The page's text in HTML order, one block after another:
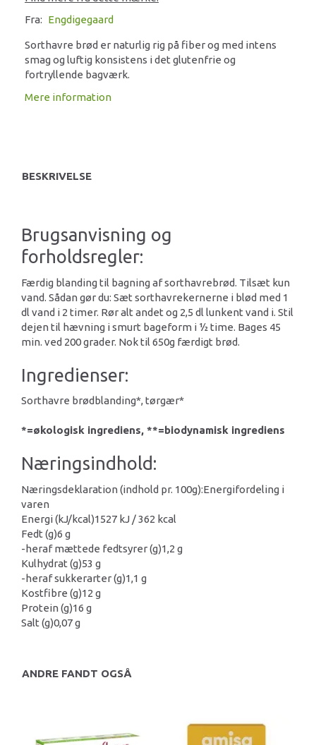
Fra: Engdigegaard
Sorthavre brød er naturlig rig på fiber og med intens
smag og luftig konsistens i det glutenfrie og
fortryllende bagværk.
Mere information
BESKRIVELSE
Brugsanvisning og
forholdsregler:
Færdig blanding til bagning af sorthavrebrød. Tilsæt kun
vand. Sådan gør du: Sæt sorthavrekernerne i blød med 1
dl vand i 2 timer. Rør alt andet og 2,5 dl lunkent vand i. Stil
dejen til hævning i smurt bageform i ½ time. Bages 45
min. ved 200 grader. Nok til 650g færdigt brød.
Ingredienser:
Sorthavre brødblanding*, tørgær*
*=økologisk ingrediens, **=biodynamisk ingrediens
Næringsindhold:
Næringsdeklaration (indhold pr. 100g):Energifordeling i
varen
Energi (kJ/kcal)1527 kJ / 362 kcal
Fedt (g)6 g
-heraf mættede fedtsyrer (g)1,2 g
Kulhydrat (g)53 g
-heraf sukkerarter (g)1,1 g
Kostfibre (g)12 g
Protein (g)16 g
Salt (g)0,07 g
ANDRE FANDT OGSÅ